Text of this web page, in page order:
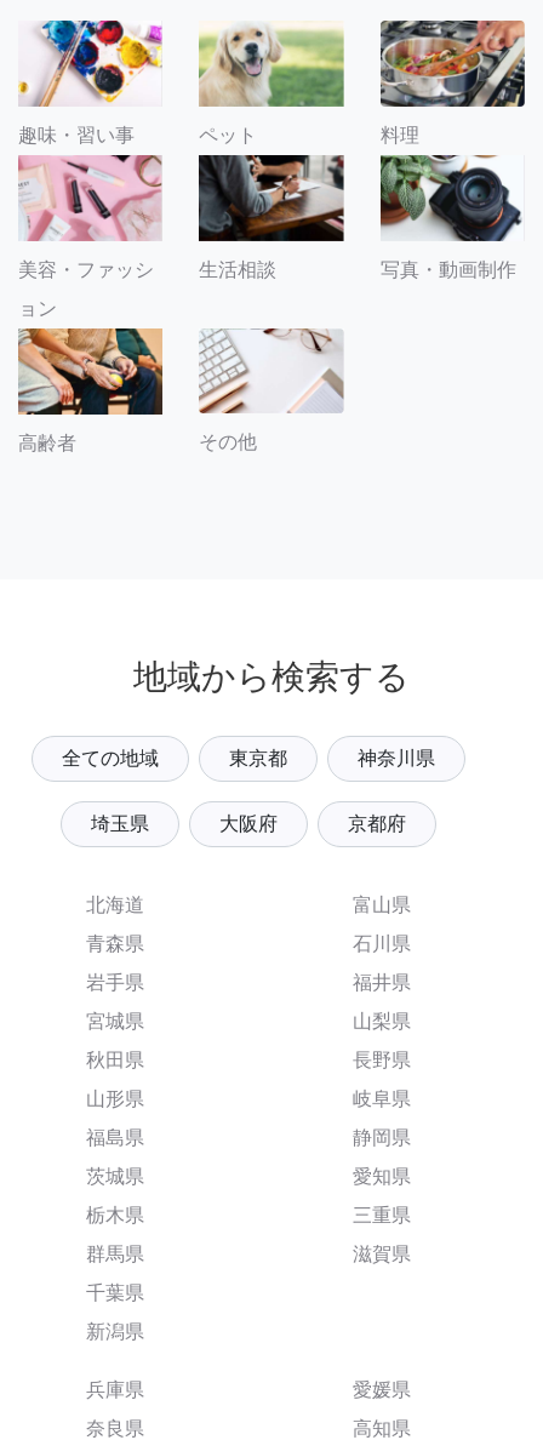
趣味・習い事 ペット 料理
美容・ファッシ
ョン
生活相談 写真・動画制作
高齢者 その他
地域から検索する
全ての地域 東京都 神奈川県
埼玉県 大阪府 京都府
北海道
青森県
岩手県
宮城県
秋田県
山形県
福島県
茨城県
栃木県
群馬県
千葉県
新潟県
富山県
石川県
福井県
山梨県
長野県
岐阜県
静岡県
愛知県
三重県
滋賀県
兵庫県
奈良県
愛媛県
高知県